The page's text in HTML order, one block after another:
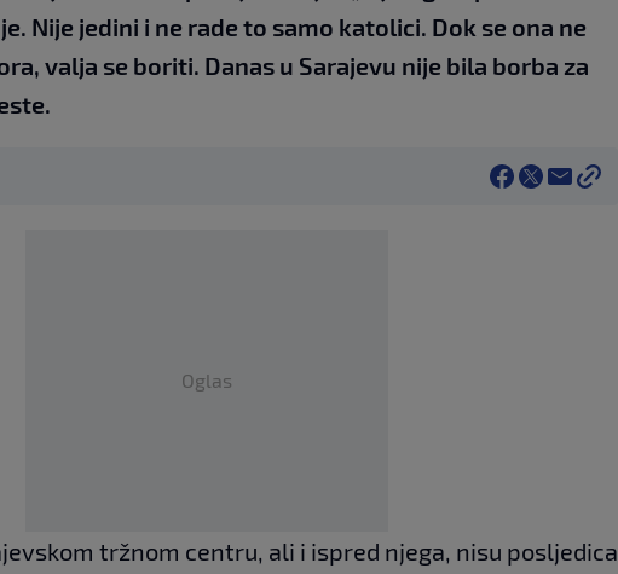
Nije jedini i ne rade to samo katolici. Dok se ona ne
valja se boriti. Danas u Sarajevu nije bila borba za
Oglas
tržnom centru, ali i ispred njega, nisu posljedica